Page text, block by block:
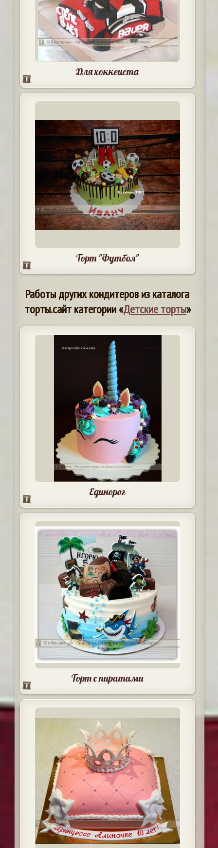
Для хоккеиста
Торт "Футбол"
Работы других кондитеров из каталога
торты.сайт категории «Детские торты»
Единорог
Торт с пиратами